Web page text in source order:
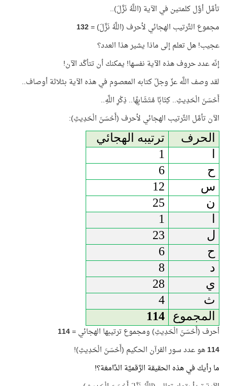
تأمَّل أوَّل كلمتين في الآية (اللَّهُ نَزَّلَ)..
مجموع التَّرتيب الهجائي لأحرف (اللَّهُ نَزَّلَ) =132
عجيب! هل تعلم إلى ماذا يشير هذا العدد؟
إنّه عدد حروف هذه الآية نفسها! يمكنك أن تتأكّد الآن!
لقد وصف اللَّه عزّ وجلّ كتابه المعصوم في هذه الآية بثلاثة أوصاف..
أَحْسَنَ الْحَدِيثِ.. كِتَابًا مُتَشَابِهًا.. ذِكْرِ اللَّهِ..
الآن تأمَّل التَّرتيب الهجائي لأحرف (أَحْسَنَ الْحَدِيثِ):
الحرف
ترتيبه الهجائي
1
ح
6
س
12
ن
25
1
ل
23
ح
6
د
8
ي
28
ث
4
المجموع
114
أحرف (أَحْسَنَ الْحَدِيثِ) ومجموع ترتيبها الهجائي =114
114هو عدد سور القرآن الحكيم (أَحْسَنَ الْحَدِيثِ)!
ما رأيك في هذه الحقيقة الرَّقميَّة الدَّامغة؟!